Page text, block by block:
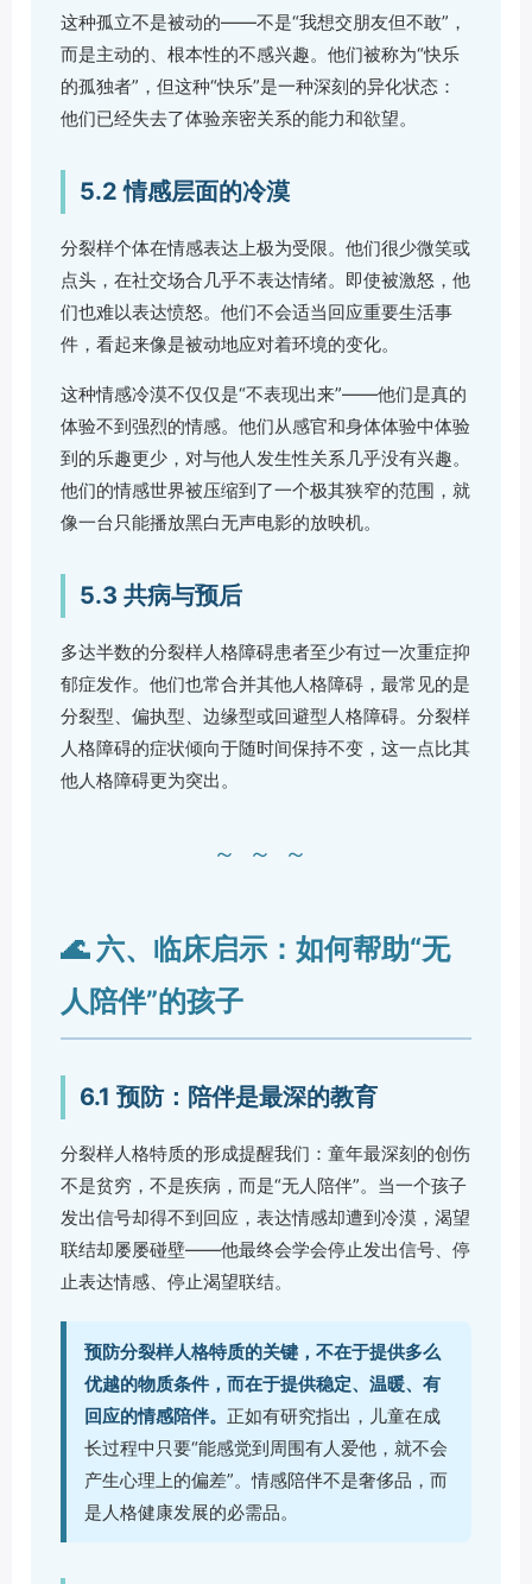
这种孤立不是被动的——不是“我想交朋友但不敢”，
而是主动的、根本性的不感兴趣。他们被称为“快乐
的孤独者”，但这种“快乐”是一种深刻的异化状态：
他们已经失去了体验亲密关系的能力和欲望。
5.2 情感层面的冷漠
分裂样个体在情感表达上极为受限。他们很少微笑或
点头，在社交场合几乎不表达情绪。即使被激怒，他
们也难以表达愤怒。他们不会适当回应重要生活事
件，看起来像是被动地应对着环境的变化。
这种情感冷漠不仅仅是“不表现出来”——他们是真的
体验不到强烈的情感。他们从感官和身体体验中体验
到的乐趣更少，对与他人发生性关系几乎没有兴趣。
他们的情感世界被压缩到了一个极其狭窄的范围，就
像一台只能播放黑白无声电影的放映机。
5.3 共病与预后
多达半数的分裂样人格障碍患者至少有过一次重症抑
郁症发作。他们也常合并其他人格障碍，最常见的是
分裂型、偏执型、边缘型或回避型人格障碍。分裂样
人格障碍的症状倾向于随时间保持不变，这一点比其
他人格障碍更为突出。
～～～
🌊 六、临床启示：如何帮助“无
人陪伴”的孩子
6.1 预防：陪伴是最深的教育
分裂样人格特质的形成提醒我们：童年最深刻的创伤
不是贫穷，不是疾病，而是“无人陪伴”。当一个孩子
发出信号却得不到回应，表达情感却遭到冷漠，渴望
联结却屡屡碰壁——他最终会学会停止发出信号、停
止表达情感、停止渴望联结。
预防分裂样人格特质的关键，不在于提供多么
优越的物质条件，而在于提供稳定、温暖、有
回应的情感陪伴。 正如有研究指出，儿童在成
长过程中只要“能感觉到周围有人爱他，就不会
产生心理上的偏差”。情感陪伴不是奢侈品，而
是人格健康发展的必需品。